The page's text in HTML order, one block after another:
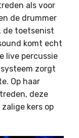
als voor
de drummer
de toetsenist
komt echt
live percussie
zorgt
Op haar
deze
kers op